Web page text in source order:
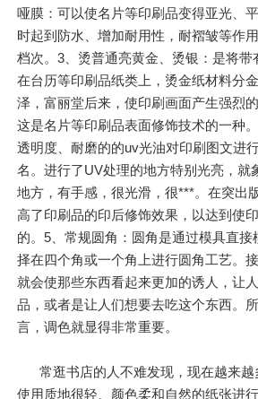
哑膜：可以使名片等印刷品变得亚光、
时起到防水、增加耐用性，耐褶皱等作
档次。3、烫普通亮黄金、烫银：是将带
在台历等印刷品纸类上，烫金纸材料分
泽，富丽堂后来，使印刷画面产生强烈
这是名片等印刷品表面修饰技术的一种
透明度、耐磨的的uv光油对印刷图文进
名。进行了UV处理的地方特别光亮，就
地方，有手感，很光滑，很***。在突出
高了印刷品的印后修饰效果，以达到使
的。5、常规圆角：圆角是通过模具直
择在四个角或一个角上进行圆角工艺。
就会使那些东西看起来更加的诱人，让
品，或者是让人们想要去吃这个东西。
言，调色就显得非常重要。
常逛书店的人不难发现，现在越来
使用质地很轻、颜色柔和自然的纸张进